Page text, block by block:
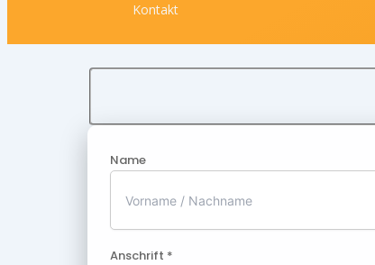
Kontakt
Name
Anschrift *